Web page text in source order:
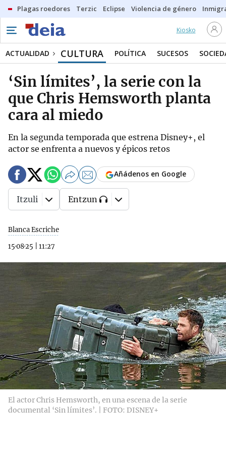
Plagas roedores Terzic Eclipse Violencia de género
Kiosko
ACTUALIDAD CULTURA POLÍTICA SUCESOS
‘Sin límites’, la serie con la
que Chris Hemsworth planta
cara al miedo
En la segunda temporada que estrena Disney+, el
actor se enfrenta a nuevos y épicos retos
Blanca Escriche
15·08·25
11:27
Añádenos en Google
Itzuli Entzun
El actor Chris Hemsworth, en una escena de la serie
documental ‘Sin límites’. | FOTO: DISNEY+